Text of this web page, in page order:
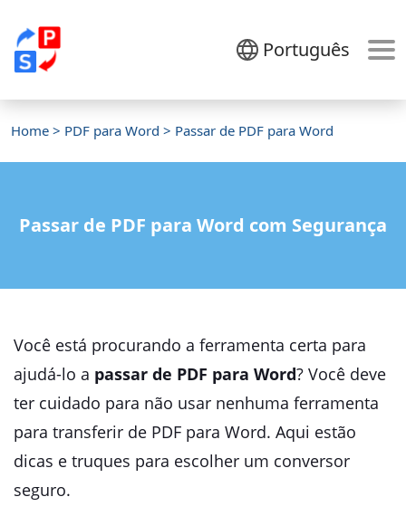
Português
Home > PDF para Word > Passar de PDF para Word
Passar de PDF para Word com Segurança
Você está procurando a ferramenta certa para
ajudá-lo a passar de PDF para Word? Você deve
ter cuidado para não usar nenhuma ferramenta
para transferir de PDF para Word. Aqui estão
dicas e truques para escolher um conversor
seguro.